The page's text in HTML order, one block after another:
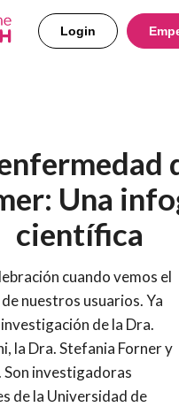
Login
Una
científica
cuando vemos el
nuestros usuarios. Ya
de la Dra.
la Dra. Stefania Forner y
Son investigadoras
de la Universidad de